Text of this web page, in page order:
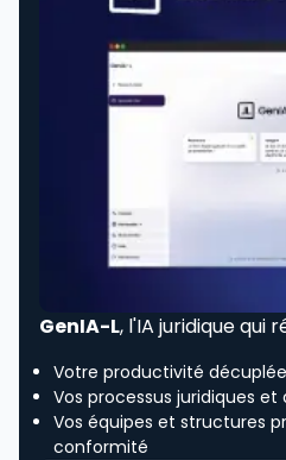
GenIA-L, l'IA juridique qui
Votre productivité
Vos processus juridiques
Vos équipes et structures
conformité